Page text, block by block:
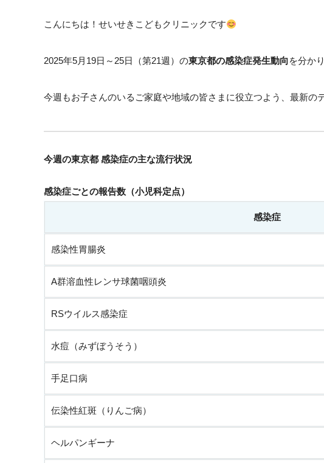
こんにちは！せいせきこどもクリニックです
2025年5月19日～25日（第21週）の東京都の感染症発生動向を分か
今週もお子さんのいるご家庭や地域の皆さまに役立つよう、最新
今週の東京都 感染症の主な流行状況
感染症ごとの報告数（小児科定点）
感染症
感染性胃腸炎
A群溶血性レンサ球菌咽頭炎
RSウイルス感染症
水痘（みずぼうそう）
手足口病
伝染性紅斑（りんご病）
ヘルパンギーナ